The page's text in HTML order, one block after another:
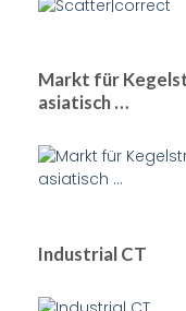
Markt für
asiatisch …
Industrial CT